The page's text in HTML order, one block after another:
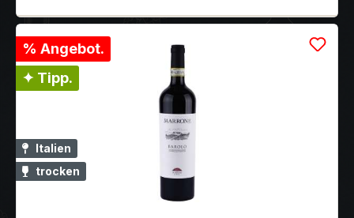
% Angebot.
✦ Tipp.
Italien
trocken